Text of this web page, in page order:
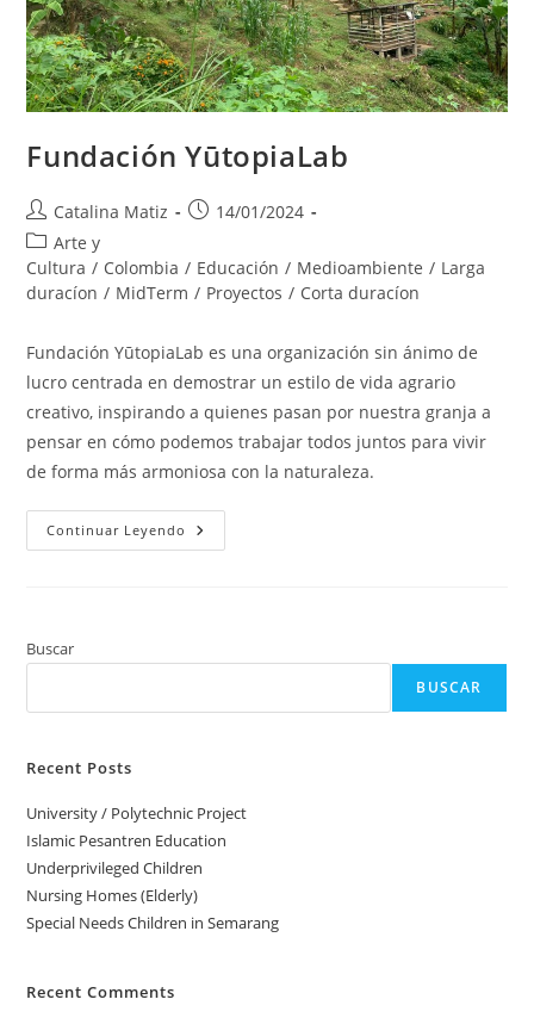
Fundación YūtopiaLab
Autor
de
la
entrada:
Catalina Matiz
Publicación
la
entrada:
14/01/2024
Categoría
de
la
Arte y
Cultura / Colombia / Educación / Medioambiente / Larga
duracíon / MidTerm / Proyectos / Corta duracíon
Fundación YūtopiaLab es una organización sin ánimo de
lucro centrada en demostrar un estilo de vida agrario
creativo, inspirando a quienes pasan por nuestra granja a
pensar en cómo podemos trabajar todos juntos para vivir
de forma más armoniosa con la naturaleza.
Continuar Leyendo Fundación
YūtopiaLab
Buscar
BUSCAR
Recent Posts
University / Polytechnic Project
Islamic Pesantren Education
Underprivileged Children
Nursing Homes (Elderly)
Special Needs Children in Semarang
Recent Comments